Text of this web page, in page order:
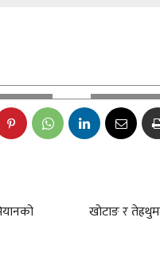
खोटाङ र